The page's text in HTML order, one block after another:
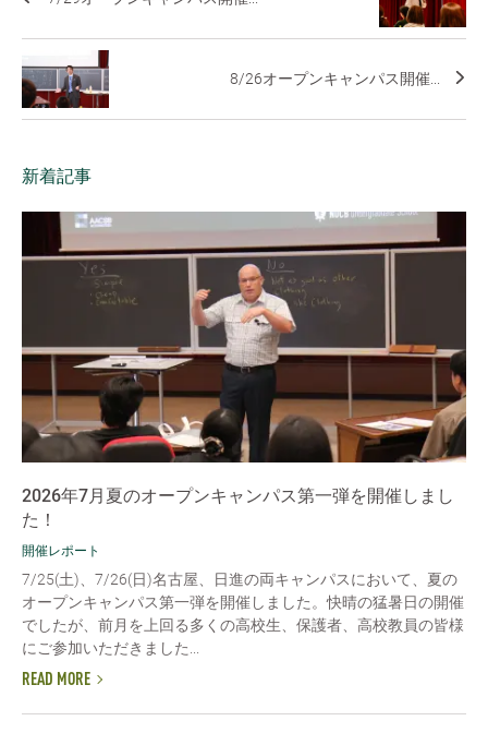
8/26オープンキャンパス開催...
新着記事
2026年7月夏のオープンキャンパス第一弾を開催しまし
た！
開催レポート
7/25(土)、7/26(日)名古屋、日進の両キャンパスにおいて、夏の
オープンキャンパス第一弾を開催しました。快晴の猛暑日の開催
でしたが、前月を上回る多くの高校生、保護者、高校教員の皆様
にご参加いただきました...
READ MORE